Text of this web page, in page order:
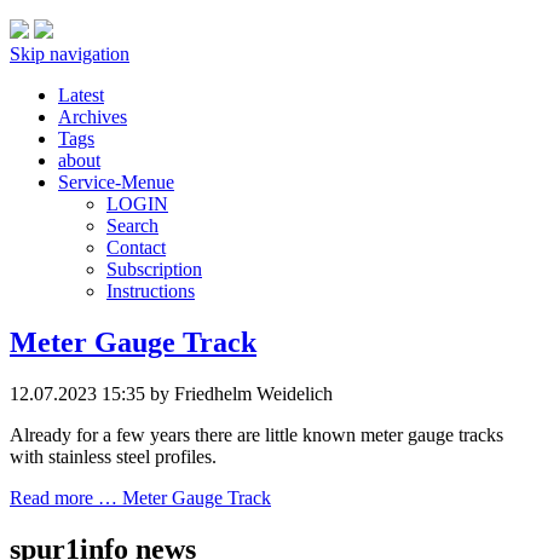
Skip navigation
Latest
Archives
Tags
about
Service-Menue
LOGIN
Search
Contact
Subscription
Instructions
Meter Gauge Track
12.07.2023 15:35 by Friedhelm Weidelich
Already for a few years there are little known meter gauge tracks
with stainless steel profiles.
Read more … Meter Gauge Track
spur1info news